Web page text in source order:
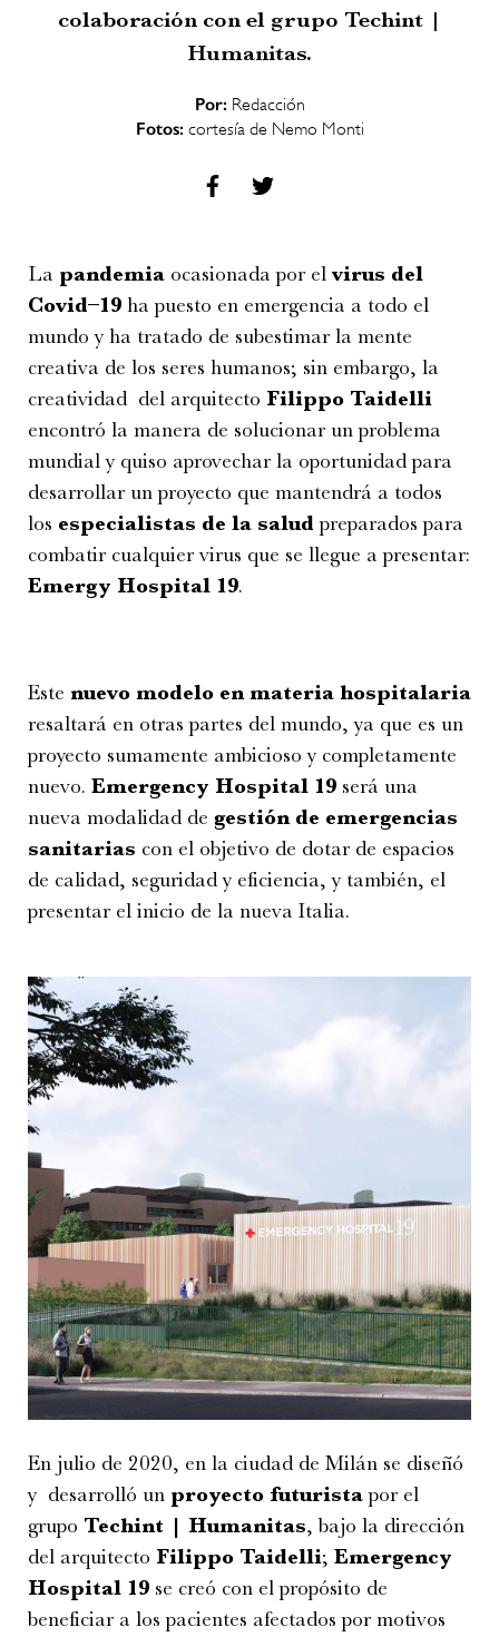
colaboración con el grupo Techint |
Humanitas.
Por: Redacción
Fotos: cortesía de Nemo Monti
La pandemia ocasionada por elvirus del
Covid–19 ha puesto en emergencia a todo el
mundo y ha tratado de subestimar la mente
creativa de los seres humanos; sin embargo, la
creatividad del arquitecto Filippo Taidelli
encontró la manera de solucionar un problema
mundial y quiso aprovechar la oportunidad para
desarrollar un proyecto que mantendrá a todos
los especialistas de la salud preparados para
combatir cualquier virus que se llegue a presentar:
Emergy Hospital 19.
Este nuevo modelo en materia hospitalaria
resaltará en otras partes del mundo, ya que es un
proyecto sumamente ambicioso y completamente
nuevo. Emergency Hospital 19 será una
nueva modalidad de gestión de emergencias
sanitarias con el objetivo de dotar de espacios
de calidad, seguridad y eficiencia, y también, el
presentar el inicio de la nueva Italia.
En julio de 2020, en la ciudad de Milán se diseñó
y desarrolló un proyecto futuristapor el
grupo Techint | Humanitas, bajo la dirección
del arquitecto Filippo Taidelli; Emergency
Hospital 19 se creó con el propósito de
beneficiar a los pacientes afectados por motivos